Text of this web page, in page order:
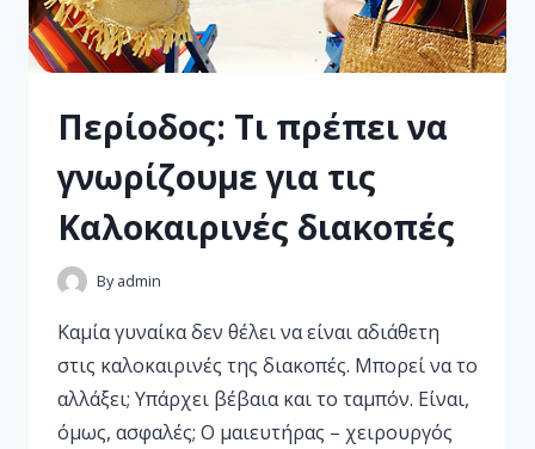
Περίοδος: Τι πρέπει να
γνωρίζουμε για τις
Καλοκαιρινές διακοπές
By admin
Καμία γυναίκα δεν θέλει να είναι αδιάθετη
στις καλοκαιρινές της διακοπές. Μπορεί να το
αλλάξει; Υπάρχει βέβαια και το ταμπόν. Είναι,
όμως, ασφαλές; Ο μαιευτήρας – χειρουργός